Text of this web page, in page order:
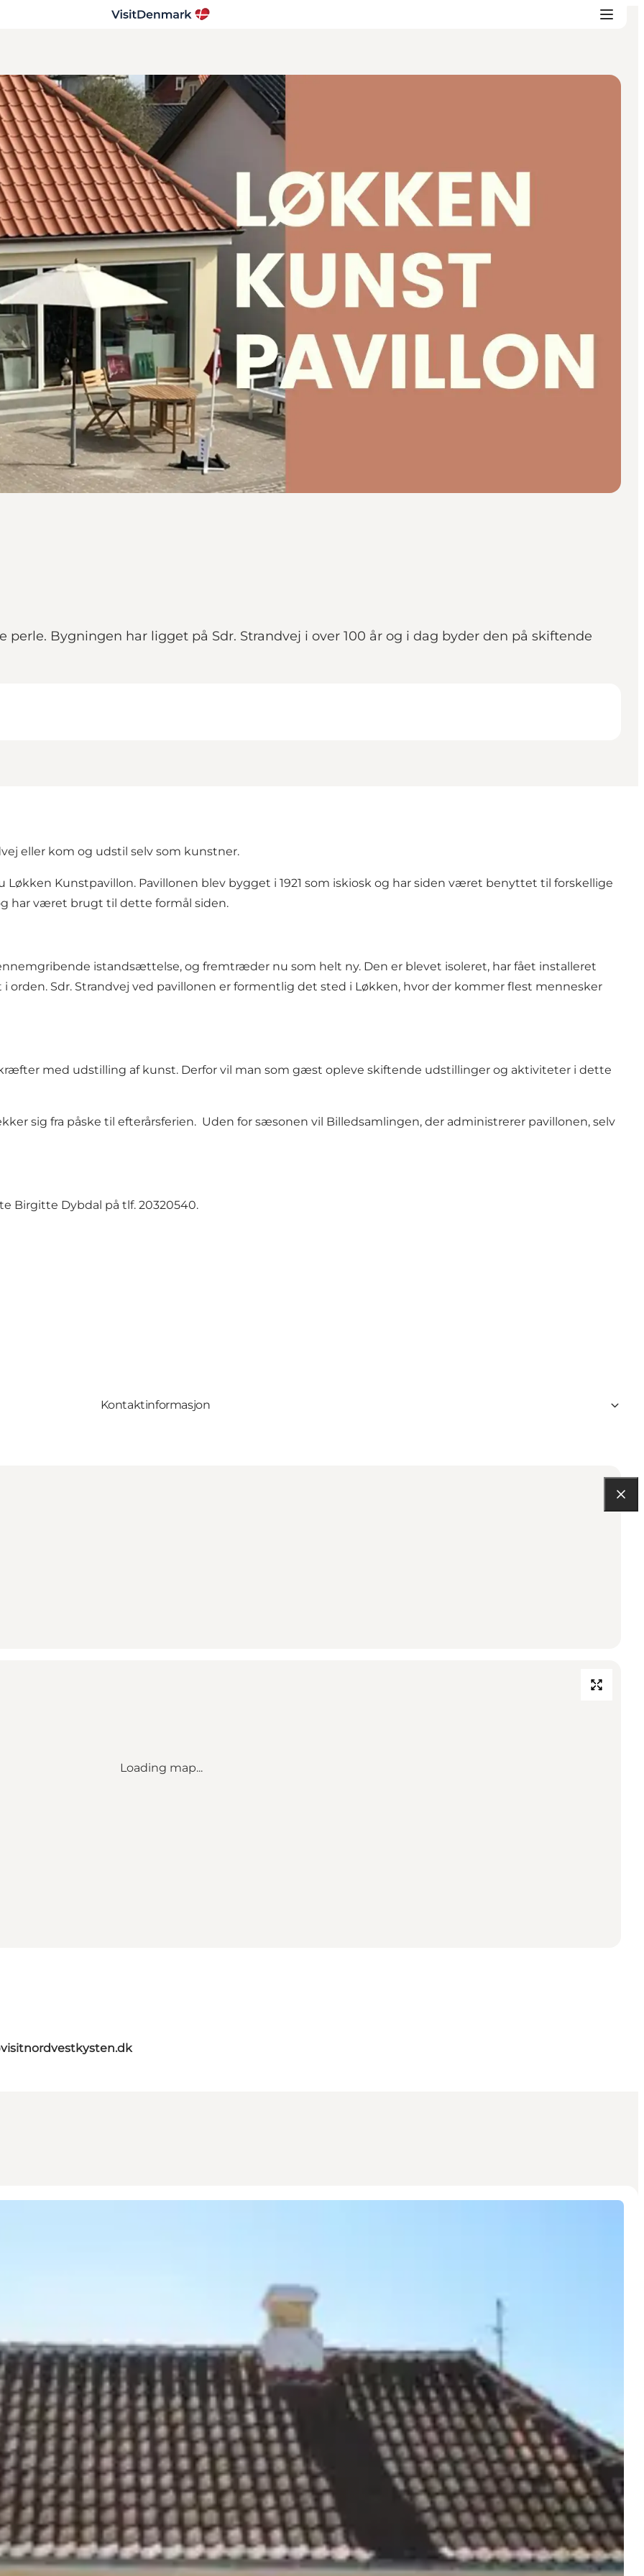
Bygningen har ligget på Sdr. Strandvej i over 100 år og i dag byder den på skiftende
eller kom og udstil selv som kunstner.
Kunstpavillon. Pavillonen blev bygget i 1921 som iskiosk og har siden været benyttet til forskellige
har været brugt til dette formål siden.
istandsættelse, og fremtræder nu som helt ny. Den er blevet isoleret, har fået installeret
Sdr. Strandvej ved pavillonen er formentlig det sted i Løkken, hvor der kommer flest mennesker
med udstilling af kunst. Derfor vil man som gæst opleve skiftende udstillinger og aktiviteter i dette
sig fra påske til efterårsferien. Uden for sæsonen vil Billedsamlingen, der administrerer pavillonen, selv
Birgitte Dybdal på tlf. 20320540.
Kontaktinformasjon
Loading map...